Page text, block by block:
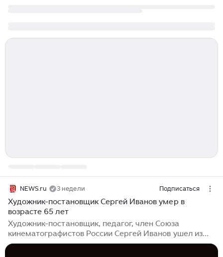
NEWS.ru 3 недели Подписаться
Художник-постановщик Сергей Иванов умер в
возрасте 65 лет
Художник-постановщик, педагог, член Союза
кинематографистов России Сергей Иванов ушел из
жизни в возрасте 65 лет, сообщили в пресс-службе